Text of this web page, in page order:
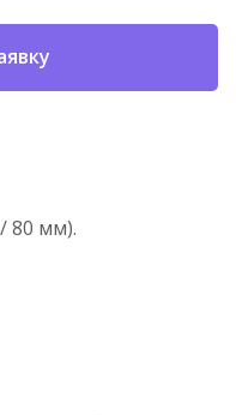
80 мм).